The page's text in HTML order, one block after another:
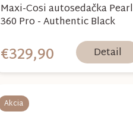
Maxi-Cosi autosedačka Pearl
360 Pro - Authentic Black
€329,90 Detail
Akcia